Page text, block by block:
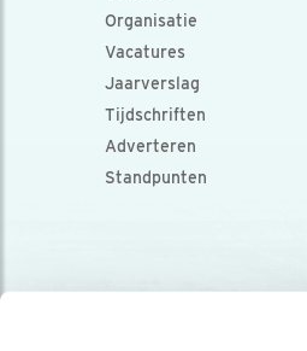
Organisatie
Vacatures
Jaarverslag
Tijdschriften
Adverteren
Standpunten